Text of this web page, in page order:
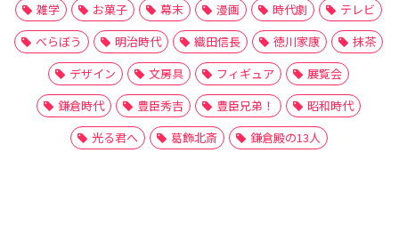
雑学
お菓子 幕末 漫画 時代劇
テレビ
べらぼう
明治時代 織田信長 徳川家康
抹茶
デザイン
文房具 フィギュア
展覧会
鎌倉時代
豊臣秀吉 豊臣兄弟！
昭和時代
光る君へ
葛飾北斎 鎌倉殿の13人